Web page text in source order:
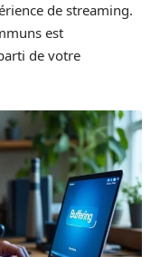
de streaming.
est
de votre